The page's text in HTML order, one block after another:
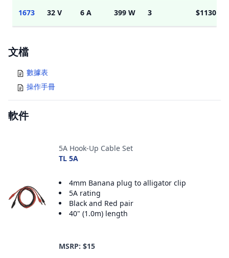
1673 32 V 6 A 399 W 3 $1130
Documents
文檔
數據表
操作手冊
軟件
5A Hook-Up Cable Set
TL 5A
4mm Banana plug to alligator clip
5A rating
Black and Red pair
40" (1.0m) length
MSRP: $15